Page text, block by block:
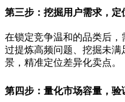
第三步：挖掘用户需求，定
在锁定竞争温和的品类后
过提炼高频问题、挖掘未
景，精准定位差异化卖点。
第四步：量化市场容量，验